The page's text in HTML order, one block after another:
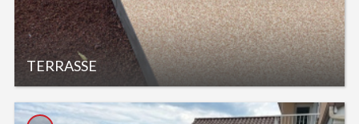
TERRASSE